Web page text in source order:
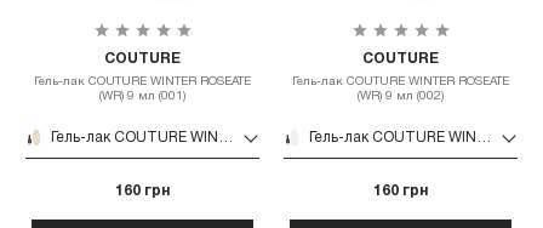
COUTURE
Гель-лак COUTURE WINTER ROSEATE
(WR) 9 мл (001)
160 грн
COUTURE
Гель-лак COUTURE WINTER ROSEATE
(WR) 9 мл (002)
160 грн